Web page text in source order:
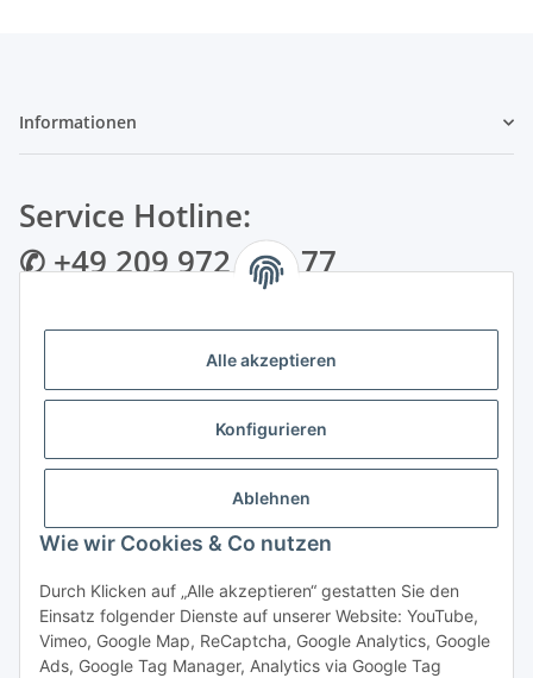
Alle akzeptieren
Konfigurieren
Ablehnen
Wie wir Cookies & Co nutzen
Durch Klicken auf „Alle akzeptieren“ gestatten Sie den
Einsatz folgender Dienste auf unserer Website: YouTube,
Vimeo, Google Map, ReCaptcha, Google Analytics, Google
Ads, Google Tag Manager, Analytics via Google Tag
Informationen
Service Hotline:
✆ +49 209 972 995 77
Gewerkenstraße 34 | 45881 Gelsenkirchen
Mo.-Fr.: 09:00 - 18:30 Uhr Samstag: 09:00 - 16:00 Uhr
Zahlungsarten
Vertrag widerrufen